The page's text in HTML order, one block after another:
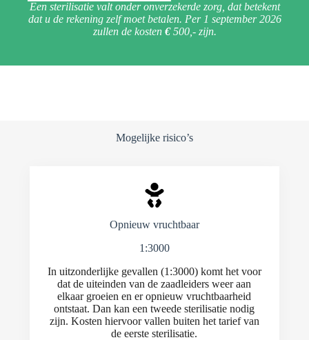
Een sterilisatie valt onder onverzekerde zorg, dat betekent
dat u de rekening zelf moet betalen. Per 1 september 2026
zullen de kosten € 500,- zijn.
Mogelijke risico’s
Opnieuw vruchtbaar
1:3000
In uitzonderlijke gevallen (1:3000) komt het voor
dat de uiteinden van de zaadleiders weer aan
elkaar groeien en er opnieuw vruchtbaarheid
ontstaat. Dan kan een tweede sterilisatie nodig
zijn. Kosten hiervoor vallen buiten het tarief van
de eerste sterilisatie.